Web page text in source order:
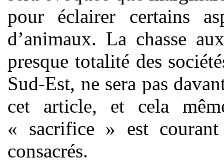
pour éclairer certains
d’animaux. La chasse
presque totalité des
Sud-Est, ne sera pas
cet article, et cela
« sacrifice » est
consacrés.